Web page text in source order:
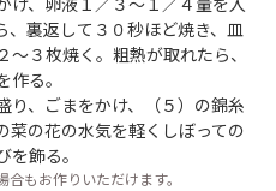
、裏返して３０秒ほど焼き、皿
～３枚焼く。粗熱が取れたら、
作る。
り、ごまをかけ、（５）の錦糸
菜の花の水気を軽くしぼっての
飾る。
合もお作りいただけます。